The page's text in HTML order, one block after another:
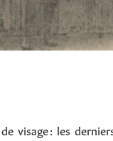
visage : les